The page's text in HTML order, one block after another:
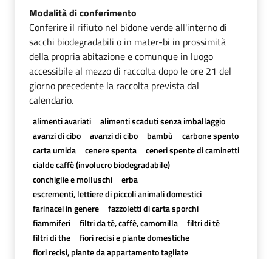
Modalità di conferimento
Conferire il rifiuto nel bidone verde all'interno di
sacchi biodegradabili o in mater-bi in prossimità
della propria abitazione e comunque in luogo
accessibile al mezzo di raccolta dopo le ore 21 del
giorno precedente la raccolta prevista dal
calendario.
alimenti avariati
alimenti scaduti senza imballaggio
avanzi di cibo
avanzi di cibo bambù
carbone spento
carta umida
cenere spenta
ceneri spente di caminetti
cialde caffè (involucro biodegradabile)
conchiglie e molluschi
erba
escrementi, lettiere di piccoli animali domestici
farinacei in genere
fazzoletti di carta sporchi
fiammiferi
filtri da tè, caffè, camomilla
filtri di tè
filtri di the
fiori recisi e piante domestiche
fiori recisi, piante da appartamento tagliate